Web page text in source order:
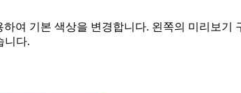
여 기본 색상을 변경합니다. 왼쪽의 미리보기
니다.